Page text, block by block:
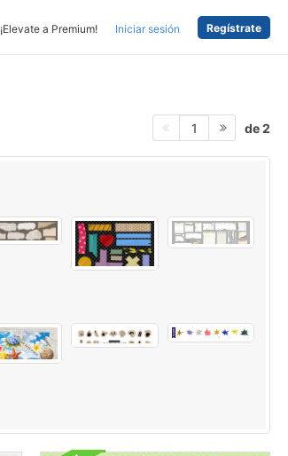
¡Elevate a Premium! Iniciar sesión Regístrate
1 de 2